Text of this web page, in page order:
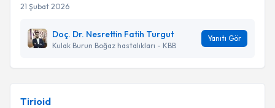
21 Şubat 2026
Doç. Dr. Nesrettin Fatih Turgut
Kulak Burun Boğaz hastalıkları - KBB
Yanıtı Gör
Tirioid